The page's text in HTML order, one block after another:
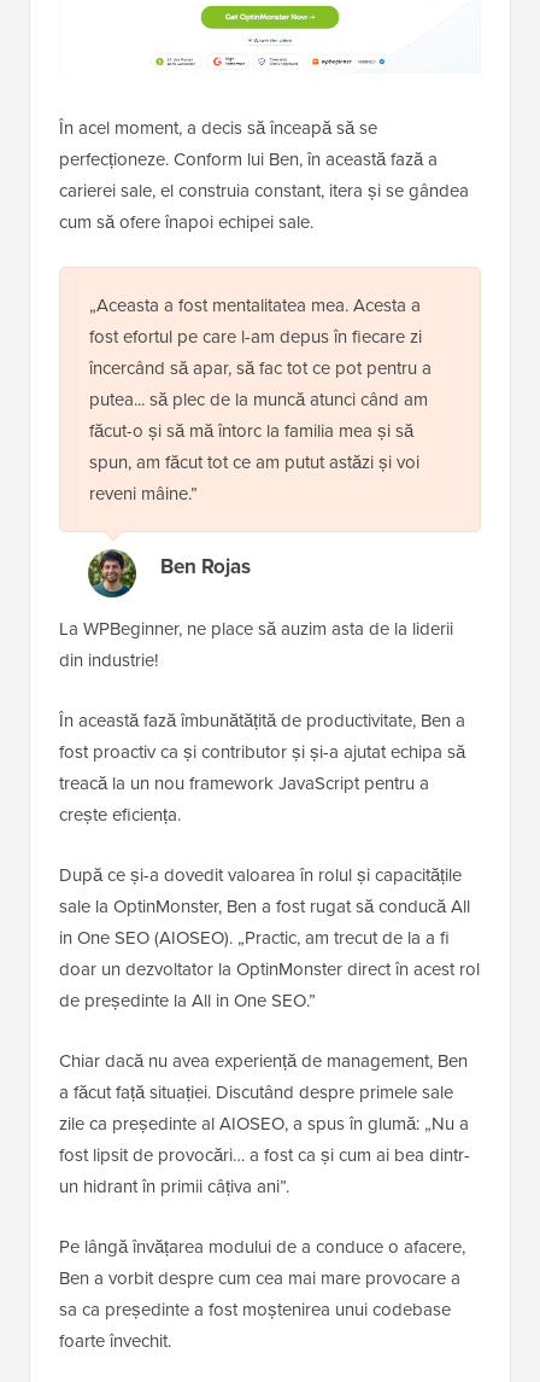
În acel moment, a decis să înceapă să se
perfecționeze. Conform lui Ben, în această fază a
carierei sale, el construia constant, itera și se gândea
cum să ofere înapoi echipei sale.
„Aceasta a fost mentalitatea mea. Acesta a
fost efortul pe care l-am depus în fiecare zi
încercând să apar, să fac tot ce pot pentru a
putea... să plec de la muncă atunci când am
făcut-o și să mă întorc la familia mea și să
spun, am făcut tot ce am putut astăzi și voi
reveni mâine.”
Ben Rojas
La WPBeginner, ne place să auzim asta de la liderii
din industrie!
În această fază îmbunătățită de productivitate, Ben a
fost proactiv ca și contributor și și-a ajutat echipa să
treacă la un nou framework JavaScript pentru a
crește eficiența.
După ce și-a dovedit valoarea în rolul și capacitățile
sale la OptinMonster, Ben a fost rugat să conducă All
in One SEO (AIOSEO). „Practic, am trecut de la a fi
doar un dezvoltator la OptinMonster direct în acest rol
de președinte la All in One SEO.”
Chiar dacă nu avea experiență de management, Ben
a făcut față situației. Discutând despre primele sale
zile ca președinte al AIOSEO, a spus în glumă: „Nu a
fost lipsit de provocări… a fost ca și cum ai bea dintr-
un hidrant în primii câțiva ani”.
Pe lângă învățarea modului de a conduce o afacere,
Ben a vorbit despre cum cea mai mare provocare a
sa ca președinte a fost moștenirea unui codebase
foarte învechit.